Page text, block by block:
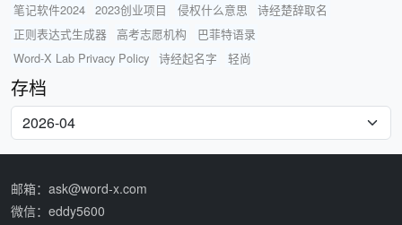
笔记软件2024
2023创业项目 侵权什么意思
诗经楚辞取名
正则表达式生成器
高考志愿机构
巴菲特语录
Word-X Lab Privacy Policy
诗经起名字 轻尚
存档
邮箱：ask@word-x.com
微信：eddy5600